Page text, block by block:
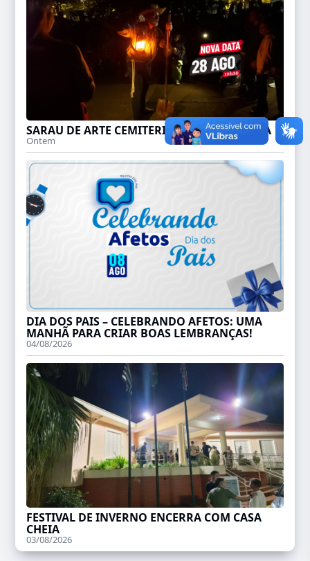
SARAU DE ARTE CEMITERIAL TEM NOVA DATA
Ontem
DIA DOS PAIS – CELEBRANDO AFETOS: UMA
MANHÃ PARA CRIAR BOAS LEMBRANÇAS!
04/08/2026
FESTIVAL DE INVERNO ENCERRA COM CASA
CHEIA
03/08/2026